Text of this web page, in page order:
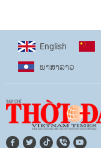
English
ພາ​ສາ​ລາວ